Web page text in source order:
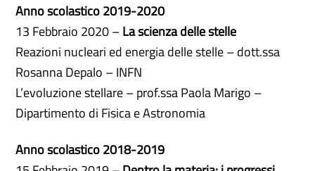
Anno scolastico 2019-2020
13 Febbraio 2020 –La scienza delle stelle
Reazioni nucleari ed energia delle stelle – dott.ssa
Rosanna Depalo – INFN
L’evoluzione stellare – prof.ssa Paola Marigo –
Dipartimento di Fisica e Astronomia
Anno scolastico 2018-2019